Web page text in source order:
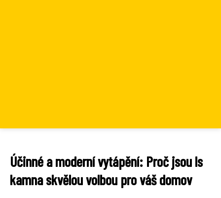
Účinné a moderní vytápění: Proč jsou ls
kamna skvělou volbou pro váš domov